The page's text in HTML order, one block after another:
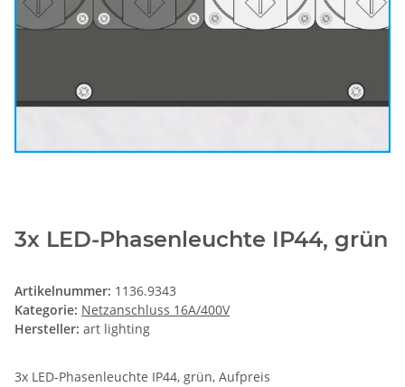
3x LED-Phasenleuchte IP44, grün
Artikelnummer: 1136.9343
Kategorie: Netzanschluss 16A/400V
Hersteller: art lighting
3x LED-Phasenleuchte IP44, grün, Aufpreis